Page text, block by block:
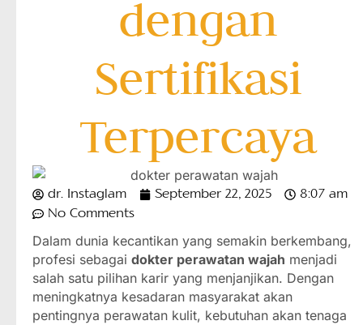
dengan
Sertifikasi
Terpercaya
dr. Instaglam September 22, 2025
8:07 am
No Comments
Dalam dunia kecantikan yang semakin berkembang,
profesi sebagai dokter perawatan wajah menjadi
salah satu pilihan karir yang menjanjikan. Dengan
meningkatnya kesadaran masyarakat akan
pentingnya perawatan kulit, kebutuhan akan tenaga